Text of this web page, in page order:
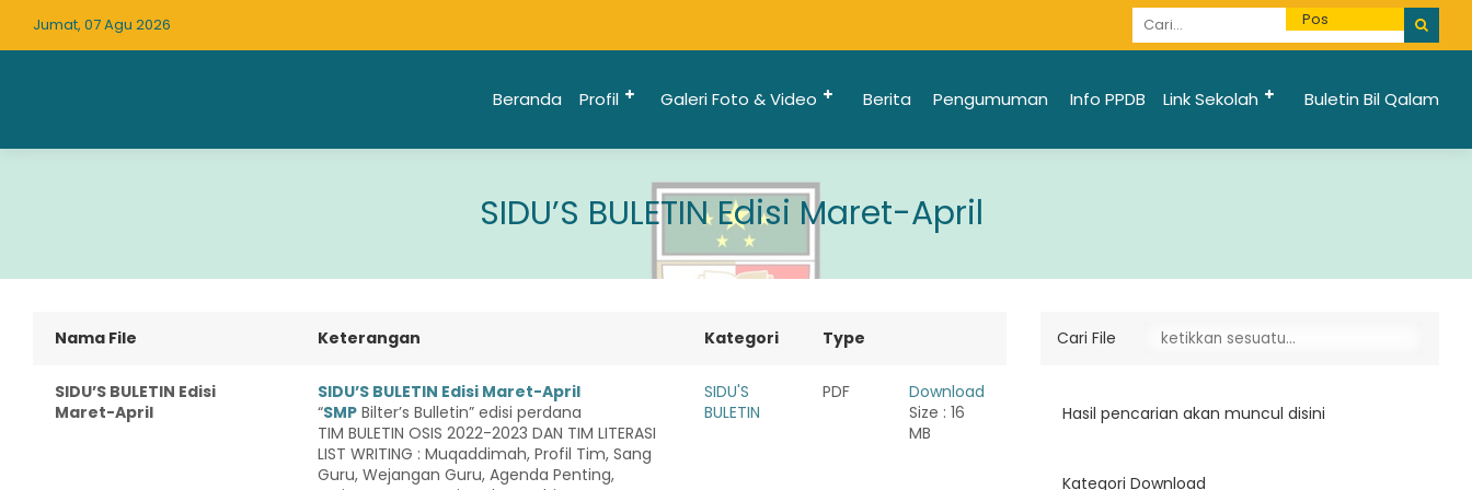
Jumat, 07 Agu 2026 Informasi Penerimaan Santri Baru 2025/2026
Beranda Profil Galeri Foto & Video Berita Pengumuman Info PPDB Link Sekolah Buletin Bil Qalam
SIDU’S BULETIN Edisi Maret-April
Cari File
Hasil pencarian akan muncul disini
Kategori Download
Nama File Keterangan Kategori Type
SIDU’S BULETIN Edisi
Maret-April
SIDU’S BULETIN Edisi Maret-April
“SMP Bilter’s Bulletin” edisi perdana
TIM BULETIN OSIS 2022-2023 DAN TIM LITERASI
LIST WRITING : Muqaddimah, Profil Tim, Sang
Guru, Wejangan Guru, Agenda Penting,
SIDU'S
BULETIN
PDF
Download
Size : 16
MB